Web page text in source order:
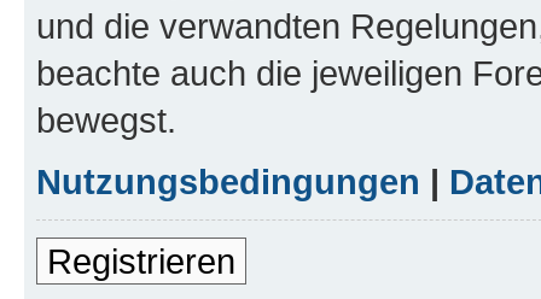
und die verwandten
beachte auch die jeweiligen
bewegst.
Nutzungsbedingungen |
Registrieren